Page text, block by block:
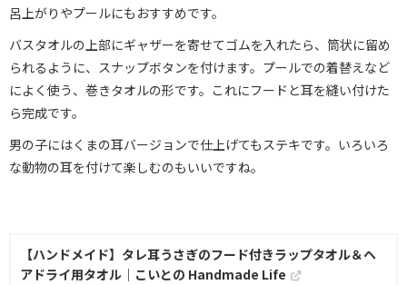
呂上がりやプールにもおすすめです。
バスタオルの上部にギャザーを寄せてゴムを入れたら、筒状に留め
られるように、スナップボタンを付けます。プールでの着替えなど
によく使う、巻きタオルの形です。これにフードと耳を縫い付けた
ら完成です。
男の子にはくまの耳バージョンで仕上げてもステキです。いろいろ
な動物の耳を付けて楽しむのもいいですね。
【ハンドメイド】タレ耳うさぎのフード付きラップタオル＆ヘ
アドライ用タオル｜こいとの Handmade Life